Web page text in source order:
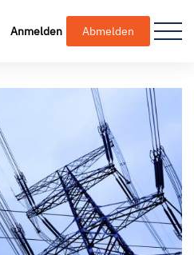
Anmelden Abmelden